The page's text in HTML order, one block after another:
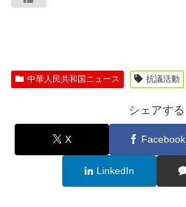
中華人民共和国ニュース 抗議活動
シェアする
X Facebook
LinkedIn